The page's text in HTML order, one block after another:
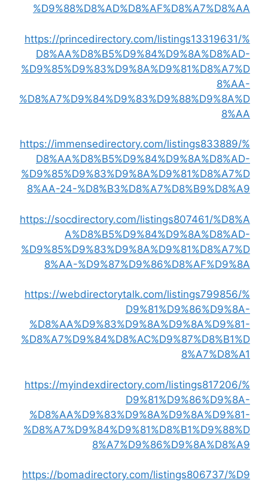
%D9%88%D8%AD%D8%AF%D8%A7%D8%AA
https://princedirectory.com/listings13319631/%
D8%AA%D8%B5%D9%84%D9%8A%D8%AD-
%D9%85%D9%83%D9%8A%D9%81%D8%A7%D
8%AA-
%D8%A7%D9%84%D9%83%D9%88%D9%8A%D
8%AA
https://immensedirectory.com/listings833889/%
D8%AA%D8%B5%D9%84%D9%8A%D8%AD-
%D9%85%D9%83%D9%8A%D9%81%D8%A7%D
8%AA-24-%D8%B3%D8%A7%D8%B9%D8%A9
https://socdirectory.com/listings807461/%D8%A
A%D8%B5%D9%84%D9%8A%D8%AD-
%D9%85%D9%83%D9%8A%D9%81%D8%A7%D
8%AA-%D9%87%D9%86%D8%AF%D9%8A
https://webdirectorytalk.com/listings799856/%
D9%81%D9%86%D9%8A-
%D8%AA%D9%83%D9%8A%D9%8A%D9%81-
%D8%A7%D9%84%D8%AC%D9%87%D8%B1%D
8%A7%D8%A1
https://myindexdirectory.com/listings817206/%
D9%81%D9%86%D9%8A-
%D8%AA%D9%83%D9%8A%D9%8A%D9%81-
%D8%A7%D9%84%D9%81%D8%B1%D9%88%D
8%A7%D9%86%D9%8A%D8%A9
https://bomadirectory.com/listings806737/%D9